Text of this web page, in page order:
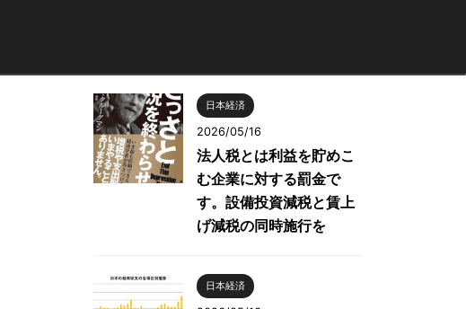
日本経済
2026/05/16
法人税とは利益を貯めこ
む企業に対する罰金で
す。設備投資減税と賃上
げ減税の同時施行を
日本経済